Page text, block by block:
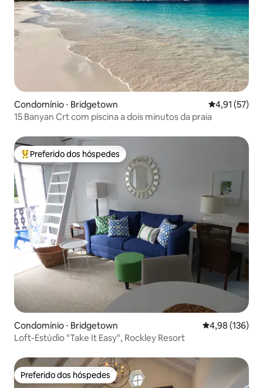
Condomínio ⋅ Bridgetown 4,91 de uma
4,91 (57)
15 Banyan Crt com piscina a dois minutos da praia
Entre os melhores preferidos dos hóspedes
Preferido dos hóspedes
Condomínio ⋅ Bridgetown 4,98 de uma
4,98 (136)
Loft-Estúdio "Take It Easy", Rockley Resort
Preferido dos hóspedes
Preferido dos hóspedes